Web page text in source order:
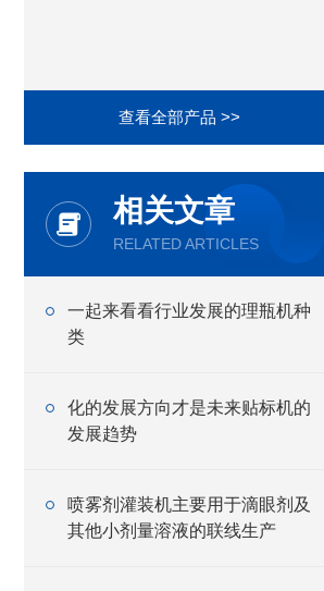
查看全部产品 >>
相关文章
RELATED ARTICLES
一起来看看行业发展的理瓶机种
类
化的发展方向才是未来贴标机的
发展趋势
喷雾剂灌装机主要用于滴眼剂及
其他小剂量溶液的联线生产